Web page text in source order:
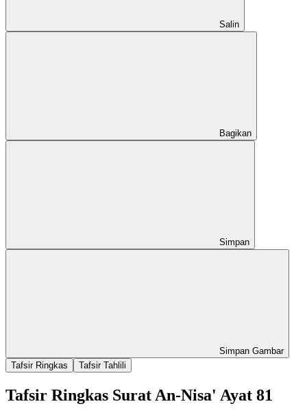
Salin
Bagikan
Simpan
Simpan Gambar
Tafsir Ringkas
Tafsir Tahlili
Tafsir Ringkas Surat An-Nisa' Ayat 81